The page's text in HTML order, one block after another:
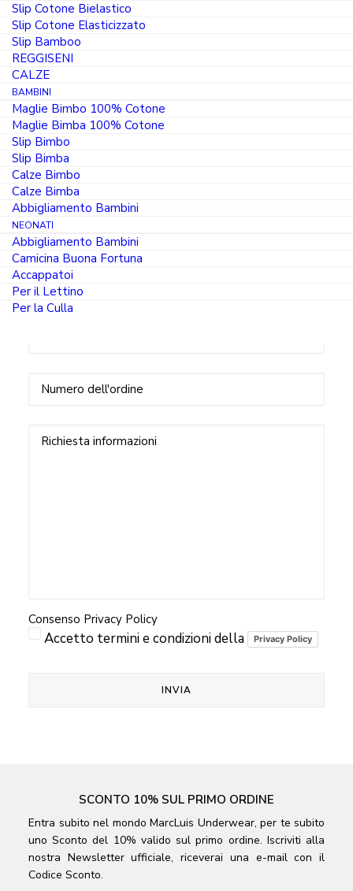
Slip Cotone Bielastico
Slip Cotone Elasticizzato
Slip Bamboo
REGGISENI
CALZE
BAMBINI
Maglie Bimbo 100% Cotone
Maglie Bimba 100% Cotone
Slip Bimbo
Slip Bimba
Calze Bimbo
Calze Bimba
Abbigliamento Bambini
NEONATI
Abbigliamento Bambini
Camicina Buona Fortuna
Accappatoi
Per il Lettino
Per la Culla
RICHIEDI INFORMAZIONI
Per maggiori informazioni sui nostri capi o per richieste
commerciali è possibile contattare il Servizio Clienti
MarcLuis Underwear tramite il form apposito ed i
contatti diretti presenti in questa pagina.
Nome(Obbligatorio)
Cognome
Email(Obbligatorio)
Ordine
Informazioni(Obbligatorio)
Consenso Privacy Policy
Accetto termini e condizioni della Privacy Policy
SCONTO 10% SUL PRIMO ORDINE
Entra subito nel mondo MarcLuis Underwear, per te subito
uno Sconto del 10% valido sul primo ordine. Iscriviti alla
nostra Newsletter ufficiale, riceverai una e-mail con il
Codice Sconto.